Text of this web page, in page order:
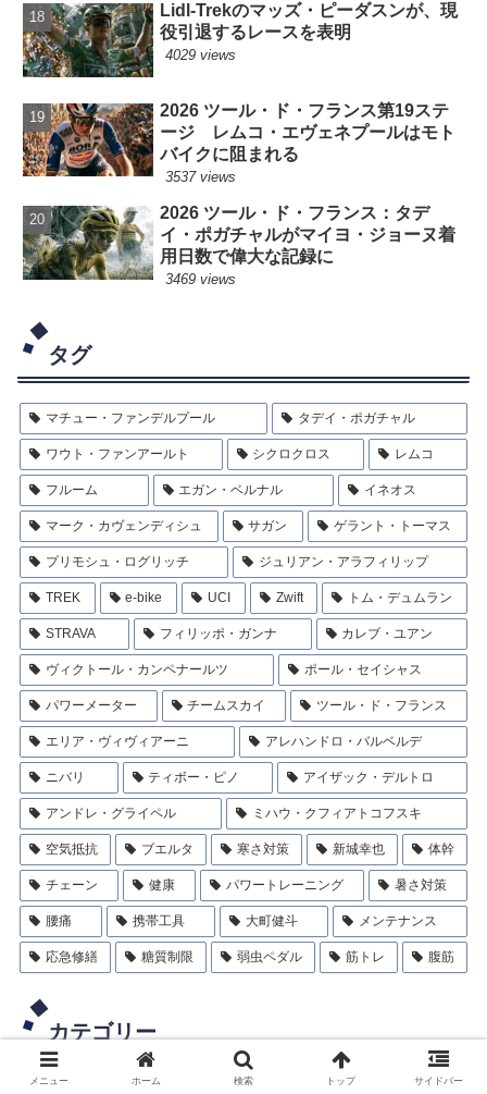
Lidl-Trekのマッズ・ピーダスンが、現
役引退するレースを表明
4029 views
2026 ツール・ド・フランス第19ステ
ージ レムコ・エヴェネプールはモト
バイクに阻まれる
3537 views
2026 ツール・ド・フランス：タデ
イ・ポガチャルがマイヨ・ジョーヌ着
用日数で偉大な記録に
3469 views
タグ
マチュー・ファンデルプール タデイ・ポガチャル
ワウト・ファンアールト シクロクロス レムコ
フルーム エガン・ベルナル イネオス
マーク・カヴェンディシュ サガン ゲラント・トーマス
プリモシュ・ログリッチ ジュリアン・アラフィリップ
TREK e-bike UCI Zwift トム・デュムラン
STRAVA フィリッポ・ガンナ カレブ・ユアン
ヴィクトール・カンペナールツ ポール・セイシャス
パワーメーター チームスカイ ツール・ド・フランス
エリア・ヴィヴィアーニ アレハンドロ・バルベルデ
ニバリ ティボー・ピノ アイザック・デルトロ
アンドレ・グライペル ミハウ・クフィアトコフスキ
空気抵抗 ブエルタ 寒さ対策 新城幸也 体幹
チェーン 健康 パワートレーニング 暑さ対策
腰痛 携帯工具 大町健斗 メンテナンス
応急修繕 糖質制限 弱虫ペダル 筋トレ 腹筋
カテゴリー
メニュー ホーム 検索 トップ サイドバー